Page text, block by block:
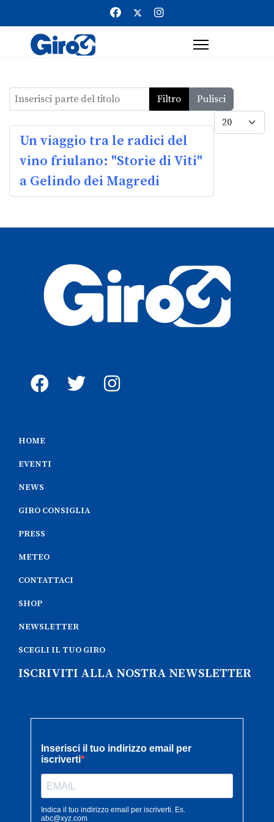
Inserisci parte del titolo Filtro Pulisci
Un viaggio tra le radici del
vino friulano: "Storie di Viti"
a Gelindo dei Magredi
HOME
EVENTI
NEWS
GIRO CONSIGLIA
PRESS
METEO
CONTATTACI
SHOP
NEWSLETTER
SCEGLI IL TUO GIRO
ISCRIVITI ALLA NOSTRA NEWSLETTER